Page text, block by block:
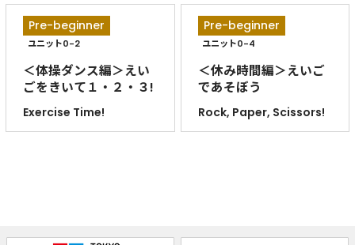
Pre-beginner
ユニット0-2
＜体操ダンス編＞えい
ごをきいて１・２・３!
Exercise Time!
Pre-beginner
ユニット0-4
＜休み時間編＞えいご
であそぼう
Rock, Paper, Scissors!